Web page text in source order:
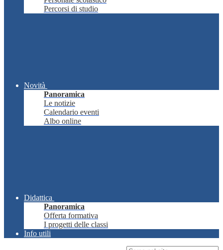
Percorsi di studio
Novità
Panoramica
Le notizie
Calendario eventi
Albo online
Didattica
Panoramica
Offerta formativa
I progetti delle classi
Info utili